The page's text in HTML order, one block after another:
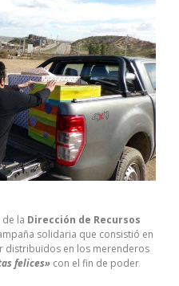
la Dirección de Recursos
solidaria que consistió en
distribuidos en los merenderos
felices» con el fin de poder